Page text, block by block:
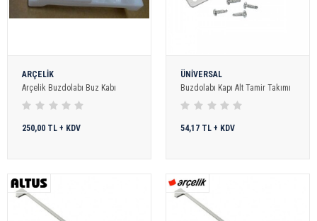
ARÇELİK
Arçelik Buzdolabı Buz Kabı
250,00 TL + KDV
ÜNİVERSAL
Buzdolabı Kapı Alt Tamir Takımı
54,17 TL + KDV